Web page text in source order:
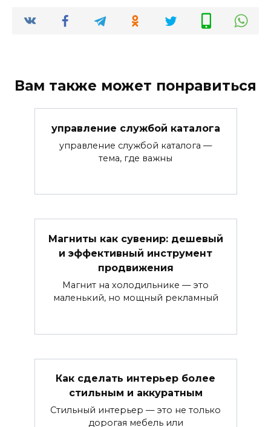
Вам также может понравиться
управление службой каталога
управление службой каталога —
тема, где важны
Магниты как сувенир: дешевый
и эффективный инструмент
продвижения
Магнит на холодильнике — это
маленький, но мощный рекламный
Как сделать интерьер более
стильным и аккуратным
Стильный интерьер — это не только
дорогая мебель или